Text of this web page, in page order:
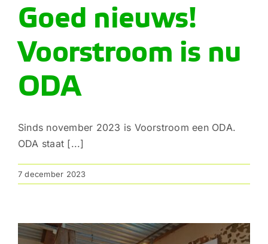
Goed nieuws!
Voorstroom is nu
ODA
Sinds november 2023 is Voorstroom een ODA.
ODA staat [...]
7 december 2023